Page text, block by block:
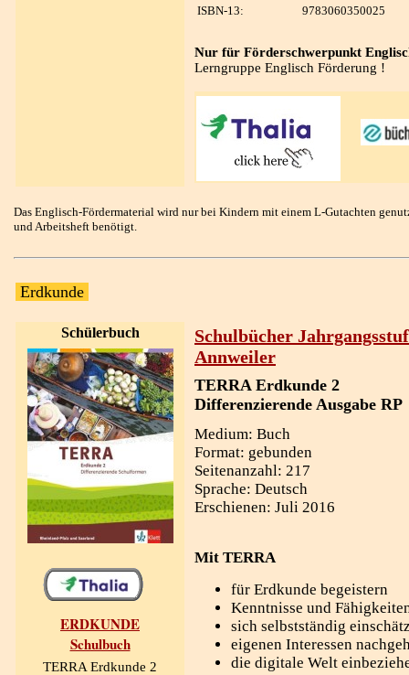
ISBN-13:
9783060350025
Nur für Förderschwerpunkt
Lerngruppe Englisch Förderung !
Das Englisch-Fördermaterial wird nur bei Kindern mit einem L-Gutachten
und Arbeitsheft benötigt.
Erdkunde
Schülerbuch
ERDKUNDE
Schulbuch
TERRA Erdkunde 2
Schulbücher
Annweiler
TERRA Erdkunde 2
Differenzierende Ausgabe RP
Medium: Buch
Format: gebunden
Seitenanzahl: 217
Sprache: Deutsch
Erschienen: Juli 2016
Mit TERRA
für Erdkunde begeistern
Kenntnisse und
sich selbstständig
eigenen Interessen
die digitale Welt